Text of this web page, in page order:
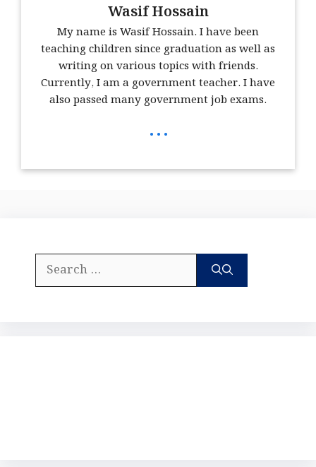
Wasif Hossain
My name is Wasif Hossain. I have been
teaching children since graduation as well as
writing on various topics with friends.
Currently, I am a government teacher. I have
also passed many government job exams.
...
Search
for: